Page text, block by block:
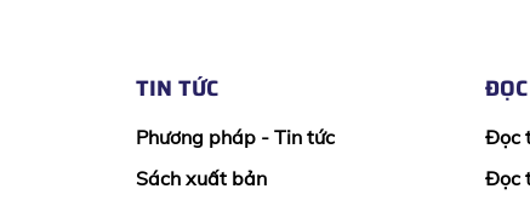
TIN TỨC
Phương pháp - Tin tức
Sách xuất bản
Đọc
Đọc